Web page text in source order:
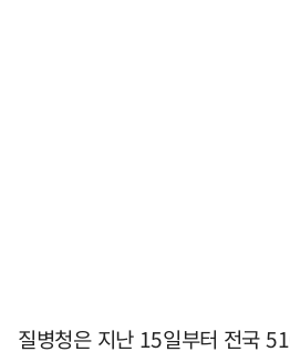
질병청은 지난 15일부터 전국